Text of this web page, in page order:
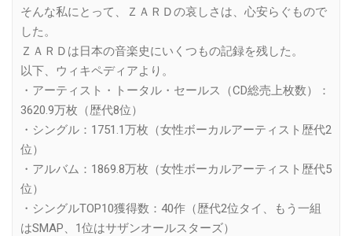
そんな私にとって、ＺＡＲＤの哀しさは、心安らぐもので
した。
ＺＡＲＤは日本の音楽史にいくつもの記録を残した。
以下、ウィキペディアより。
・アーティスト・トータル・セールス（CD総売上枚数）：
3620.9万枚（歴代8位）
・シングル：1751.1万枚（女性ボーカルアーティスト歴代2
位）
・アルバム：1869.8万枚（女性ボーカルアーティスト歴代5
位）
・シングルTOP10獲得数：40作（歴代2位タイ、もう一組
はSMAP、1位はサザンオールスターズ）